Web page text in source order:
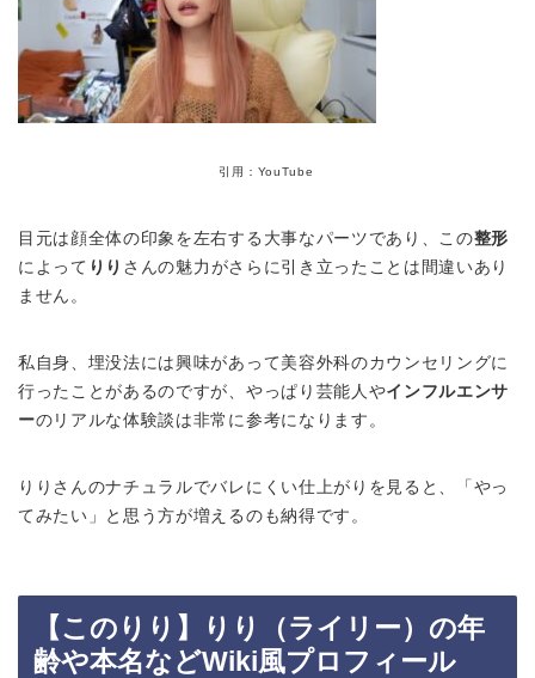
引用：YouTube
目元は顔全体の印象を左右する大事なパーツであり、この整形
によって りり さんの魅力がさらに引き立ったことは間違いあり
ません。
私自身、埋没法には興味があって美容外科のカウンセリングに
行ったことがあるのですが、やっぱり芸能人やインフルエンサ
ーのリアルな体験談は非常に参考になります。
りりさんのナチュラルでバレにくい仕上がりを見ると、「やっ
てみたい」と思う方が増えるのも納得です。
【このりり】りり（ライリー）の年
齢や本名などWiki風プロフィール